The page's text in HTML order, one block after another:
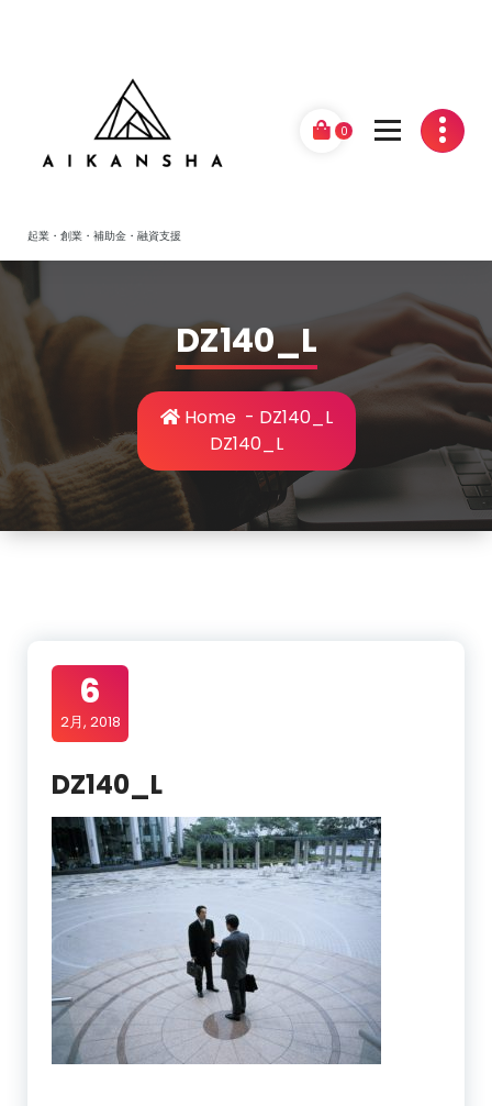
起業・創業・補助金・融資支援
0
DZ140_L
Home- DZ140_L
DZ140_L
6
2月, 2018
DZ140_L